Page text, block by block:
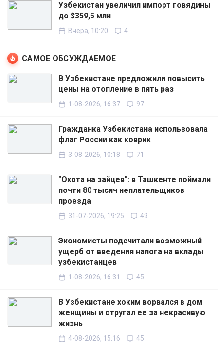
Узбекистан увеличил импорт говядины
до $359,5 млн
Вчера, 10:20 4
САМОЕ ОБСУЖДАЕМОЕ
В Узбекистане предложили повысить
цены на отопление в пять раз
1-08-2026, 16:37 97
Гражданка Узбекистана использовала
флаг России как коврик
3-08-2026, 10:18 71
"Охота на зайцев": в Ташкенте поймали
почти 80 тысяч неплательщиков
проезда
31-07-2026, 19:25 49
Экономисты подсчитали возможный
ущерб от введения налога на вклады
узбекистанцев
1-08-2026, 16:31 45
В Узбекистане хоким ворвался в дом
женщины и отругал ее за некрасивую
жизнь
4-08-2026, 15:16 45